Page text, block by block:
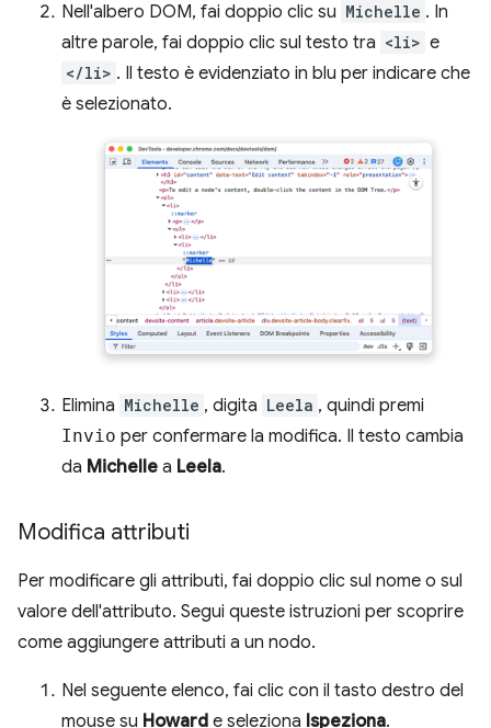
Nell'albero DOM, fai doppio clic su Michelle . In
altre parole, fai doppio clic sul testo tra <li> e
</li> . Il testo è evidenziato in blu per indicare che
è selezionato.
Elimina Michelle , digita Leela , quindi premi
Invio per confermare la modifica. Il testo cambia
da Michelle a Leela.
Modifica attributi
Per modificare gli attributi, fai doppio clic sul nome o sul
valore dell'attributo. Segui queste istruzioni per scoprire
come aggiungere attributi a un nodo.
Nel seguente elenco, fai clic con il tasto destro del
mouse su Howard e seleziona Ispeziona.